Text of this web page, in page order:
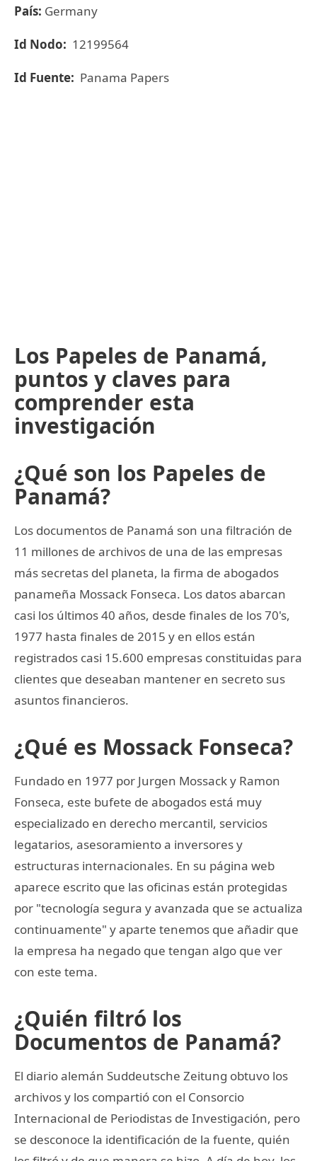
País: Germany
Id Nodo: 12199564
Id Fuente: Panama Papers
Los Papeles de Panamá,
puntos y claves para
comprender esta
investigación
¿Qué son los Papeles de
Panamá?
Los documentos de Panamá son una filtración de
11 millones de archivos de una de las empresas
más secretas del planeta, la firma de abogados
panameña Mossack Fonseca. Los datos abarcan
casi los últimos 40 años, desde finales de los 70's,
1977 hasta finales de 2015 y en ellos están
registrados casi 15.600 empresas constituidas para
clientes que deseaban mantener en secreto sus
asuntos financieros.
¿Qué es Mossack Fonseca?
Fundado en 1977 por Jurgen Mossack y Ramon
Fonseca, este bufete de abogados está muy
especializado en derecho mercantil, servicios
legatarios, asesoramiento a inversores y
estructuras internacionales. En su página web
aparece escrito que las oficinas están protegidas
por "tecnología segura y avanzada que se actualiza
continuamente" y aparte tenemos que añadir que
la empresa ha negado que tengan algo que ver
con este tema.
¿Quién filtró los
Documentos de Panamá?
El diario alemán Suddeutsche Zeitung obtuvo los
archivos y los compartió con el Consorcio
Internacional de Periodistas de Investigación, pero
se desconoce la identificación de la fuente, quién